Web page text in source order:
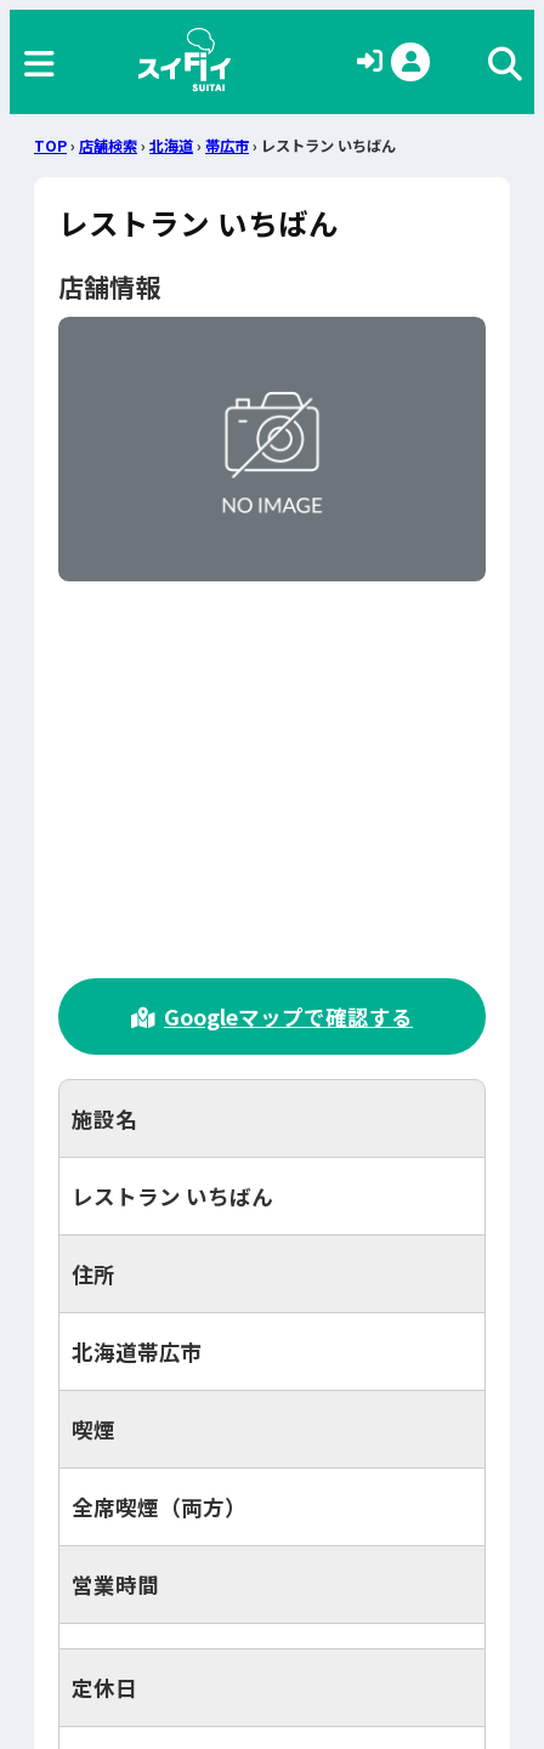
TOP› 店舗検索› 北海道› 帯広市› レストラン いちばん
レストラン いちばん
店舗情報
>
Googleマップで確認する
施設名
レストラン いちばん
住所
北海道帯広市
喫煙
全席喫煙（両方）
営業時間
定休日